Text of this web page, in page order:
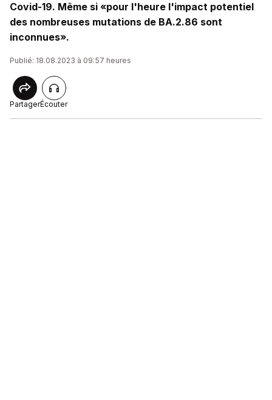
Covid-19. Même si «pour l'heure l'impact potentiel
des nombreuses mutations de BA.2.86 sont
inconnues».
Publié: 18.08.2023 à 09:57 heures
PartagerÉcouter